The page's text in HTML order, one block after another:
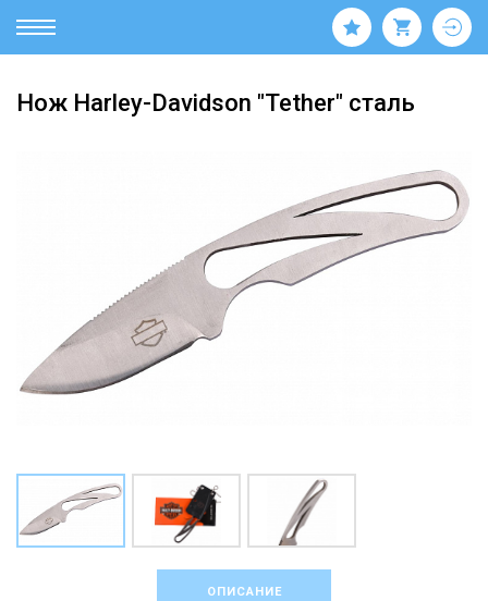
Нож Harley-Davidson "Tether" сталь
ОПИСАНИЕ